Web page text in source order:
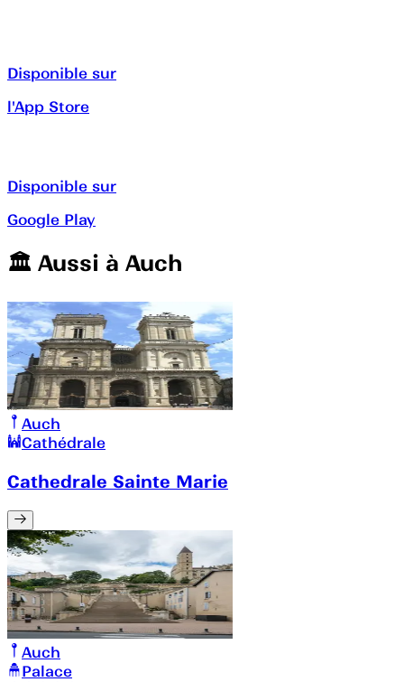
Disponible sur
l'App Store
Disponible sur
Google Play
🏛️️ Aussi à Auch
Auch
Cathédrale
Cathedrale Sainte Marie
Auch
Palace